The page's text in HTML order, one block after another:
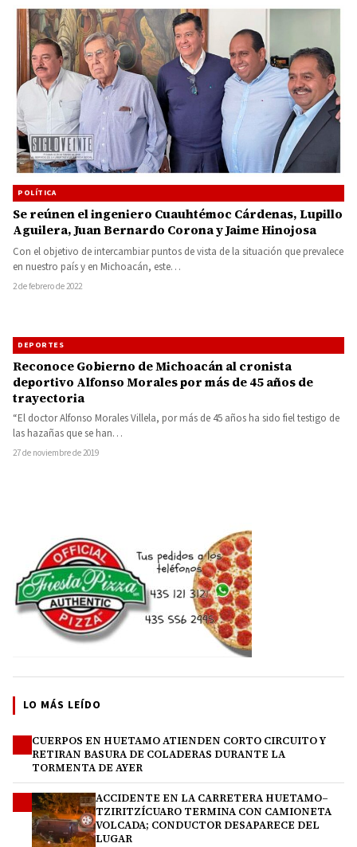
POLÍTICA
Se reúnen el ingeniero Cuauhtémoc Cárdenas, Lupillo
Aguilera, Juan Bernardo Corona y Jaime Hinojosa
Con el objetivo de intercambiar puntos de vista de la situación que prevalece
en nuestro país y en Michoacán, este…
2 de febrero de 2022
DEPORTES
Reconoce Gobierno de Michoacán al cronista
deportivo Alfonso Morales por más de 45 años de
trayectoria
“El doctor Alfonso Morales Villela, por más de 45 años ha sido fiel testigo de
las hazañas que se han…
27 de noviembre de 2019
LO MÁS LEÍDO
CUERPOS EN HUETAMO ATIENDEN CORTO CIRCUITO Y
RETIRAN BASURA DE COLADERAS DURANTE LA
TORMENTA DE AYER
ACCIDENTE EN LA CARRETERA HUETAMO–
TZIRITZÍCUARO TERMINA CON CAMIONETA
VOLCADA; CONDUCTOR DESAPARECE DEL
LUGAR